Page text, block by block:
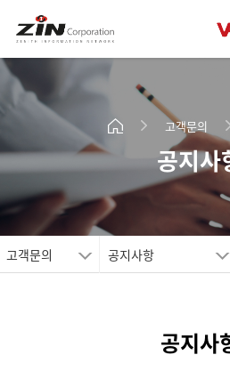
고객문의
공지사
고객문의 공지사항
공지사